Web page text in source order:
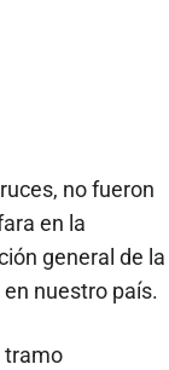
no fueron
en la
general de la
nuestro país.
tramo